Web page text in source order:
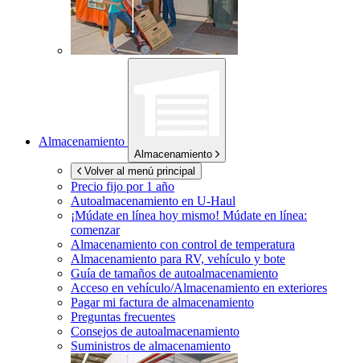
Almacenamiento
Almacenamiento
Volver al menú principal
Precio fijo por 1 año
Autoalmacenamiento en U-Haul
¡Múdate en línea hoy mismo! Múdate en línea:
comenzar
Almacenamiento con control de temperatura
Almacenamiento para RV, vehículo y bote
Guía de tamaños de autoalmacenamiento
Acceso en vehículo/Almacenamiento en exteriores
Pagar mi factura de almacenamiento
Preguntas frecuentes
Consejos de autoalmacenamiento
Suministros de almacenamiento